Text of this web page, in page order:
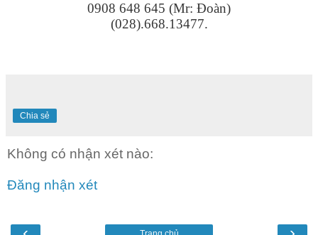
0908 648 645 (Mr: Đoàn)
(028).668.13477.
Chia sẻ
Không có nhận xét nào:
Đăng nhận xét